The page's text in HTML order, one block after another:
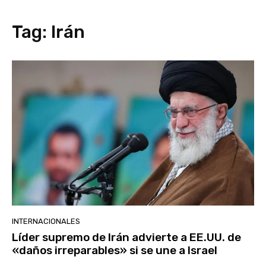
Tag: Irán
INTERNACIONALES
Líder supremo de Irán advierte a EE.UU. de
«daños irreparables» si se une a Israel